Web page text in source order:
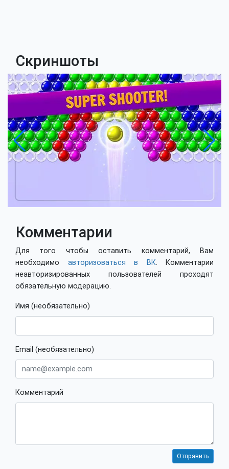
Скриншоты
Комментарии
Для того чтобы оставить комментарий, Вам
необходимо авторизоваться в ВК. Комментарии
неавторизированных пользователей проходят
обязательную модерацию.
Имя (необязательно)
Email (необязательно)
Комментарий